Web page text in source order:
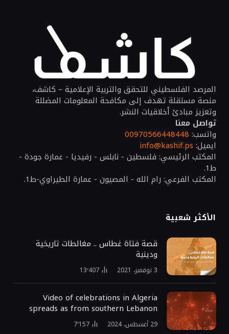
المرصد الفلسطيني للتحقق والتربية الإعلامية – كاشف،
منصة مستقلة تهدف إلى مكافحة المعلومات المضللة
وتعزيز مبادئ أخلاقيات النشر.
تواصل معنا
واتسب: 00970566448448
ايميل: info@kashif.ps
المكتب الرئيسي: فلسطين - نابلس - رفيديا - عمارة جودة -
ط1.
المكتب الفرعي: رام الله - المصيون - عمارة الطيراوي-ط1.
الأكثر شعبية
قصة فتاة غطاس .. مغالطات تاريخية
ودينية
3 نوفمبر، 2021 13٬407
Video of celebrations in Algeria
spreads as from southern Lebanon
29 أغسطس، 2024 7٬157